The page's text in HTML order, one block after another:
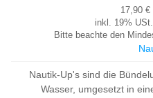
17,90 €
inkl. 19%
Bitte beachte den
Nautik-Up's sind die
Wasser, umgesetzt in